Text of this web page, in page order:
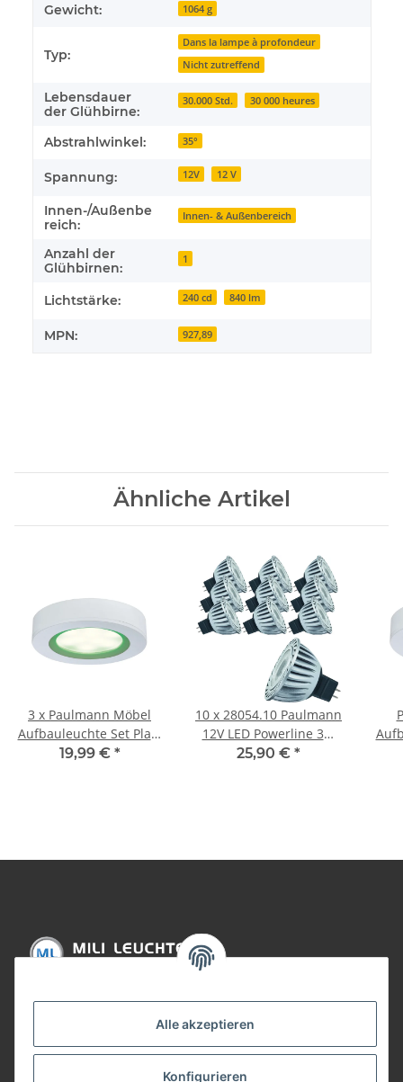
Alle akzeptieren
Konfigurieren
Gewicht: 1064 g
Typ:
Dans la lampe à profondeur
Nicht zutreffend
Lebensdauer
der Glühbirne:
30.000 Std. 30 000 heures
Abstrahlwinkel: 35°
Spannung: 12V 12 V
Innen-/Außenbe
reich:
Innen- & Außenbereich
Anzahl der
Glühbirnen:
1
Lichtstärke: 240 cd 840 lm
MPN: 927,89
Ähnliche Artikel
3 x Paulmann Möbel
Aufbauleuchte Set Platy
rund RGB inkl.
19,99 € *
10 x 28054.10 Paulmann
12V LED Powerline 3W
GU5,3 Fassung 35°
25,90 € *
Gesetzliche Informationen